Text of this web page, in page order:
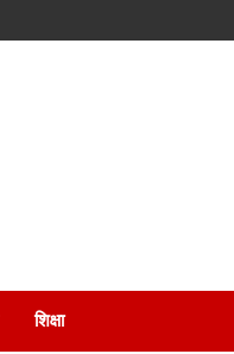
शिक्षा